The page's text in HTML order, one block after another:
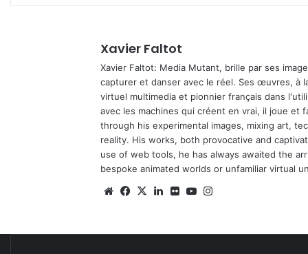
Xavier Faltot
Xavier Faltot: Media Mutant, brille par ses
capturer et danser avec le réel. Ses œuvres, à
virtuel multimedia et pionnier français dans
avec les machines qui créent en vrai, il joue et
through his experimental images, mixing art,
reality. His works, both provocative and
use of web tools, he has always awaited the
bespoke animated worlds or unfamiliar virtual
We Fa
X
Lin Fli Yo